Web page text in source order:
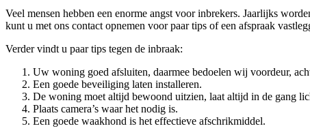
Veel mensen hebben een enorme angst voor inbrekers. Jaarlijks
kunt u met ons contact opnemen voor paar tips of een afspraak
Verder vindt u paar tips tegen de inbraak:
Uw woning goed afsluiten, daarmee bedoelen wij voordeur,
Een goede beveiliging laten installeren.
De woning moet altijd bewoond uitzien, laat altijd in de gang
Plaats camera’s waar het nodig is.
Een goede waakhond is het effectieve afschrikmiddel.